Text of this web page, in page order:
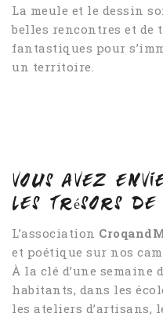
La meule et le dessin
belles rencontres et de
fantastiques pour
un territoire.
Vous avez
les trésors
L’association
et poétique sur nos
À la clé d’une semaine
habitants, dans les
les ateliers d’artisans,